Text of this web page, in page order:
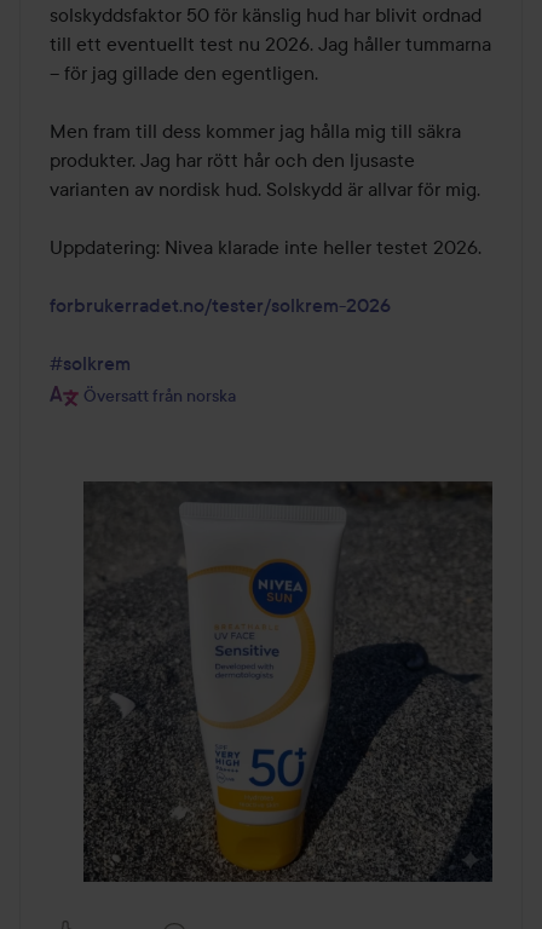
solskyddsfaktor 50 för känslig hud har blivit ordnad
till ett eventuellt test nu 2026. Jag håller tummarna
– för jag gillade den egentligen.
Men fram till dess kommer jag hålla mig till säkra
produkter. Jag har rött hår och den ljusaste
varianten av nordisk hud. Solskydd är allvar för mig.
Uppdatering: Nivea klarade inte heller testet 2026.
forbrukerradet.no/tester/solkrem-2026
#solkrem
Översatt från norska